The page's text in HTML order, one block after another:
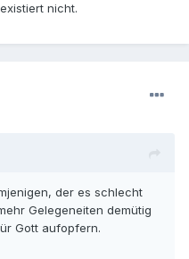
nicht.
der es schlecht
Gelegeneiten demütig
Gott aufopfern.